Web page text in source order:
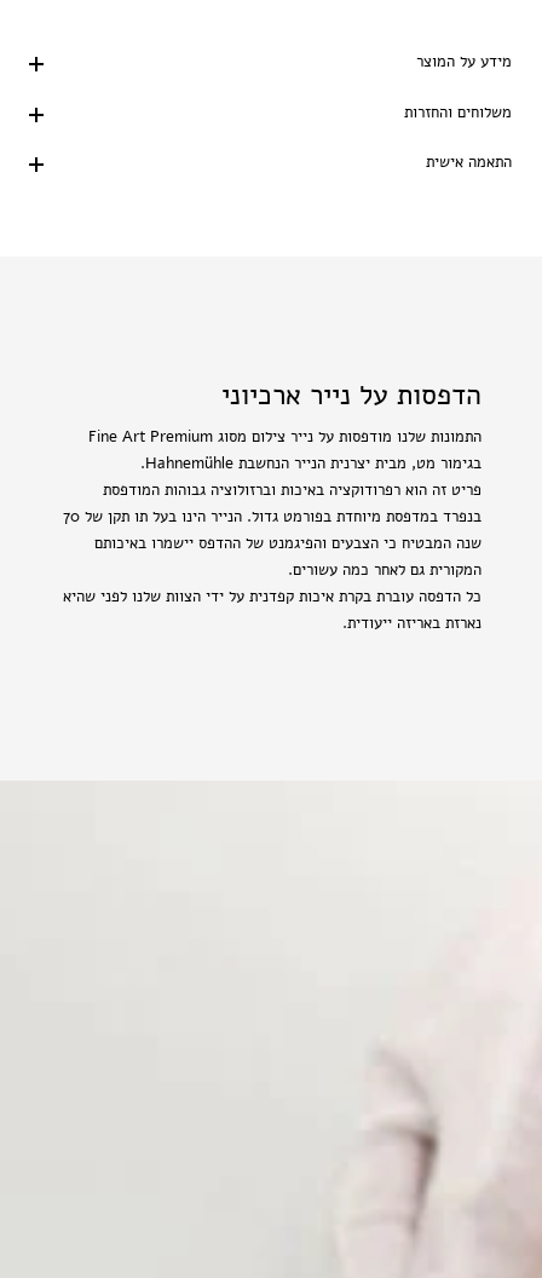
מידע על המוצר
משלוחים והחזרות
התאמה אישית
הדפסות על נייר ארכיוני
התמונות שלנו מודפסות על נייר צילום מסוג Fine Art Premium
בגימור מט, מבית יצרנית הנייר הנחשבת Hahnemühle.
פריט זה הוא רפרודוקציה באיכות וברזולוציה גבוהות המודפסת
בנפרד במדפסת מיוחדת בפורמט גדול. הנייר הינו בעל תו תקן של 70
שנה המבטיח כי הצבעים והפיגמנט של ההדפס יישמרו באיכותם
המקורית גם לאחר כמה עשורים.
כל הדפסה עוברת בקרת איכות קפדנית על ידי הצוות שלנו לפני שהיא
נארזת באריזה ייעודית.